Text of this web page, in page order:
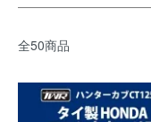
全50商品